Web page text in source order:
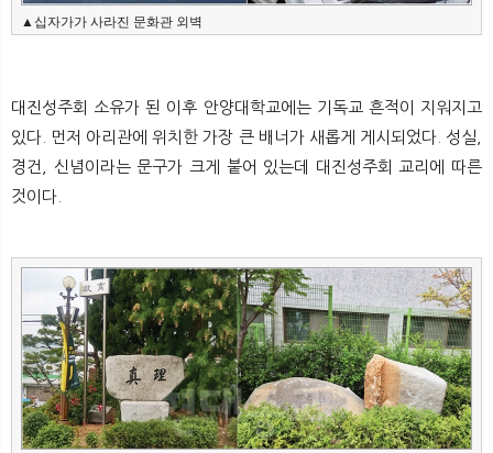
▲십자가가 사라진 문화관 외벽
대진성주회 소유가 된 이후 안양대학교에는 기독교 흔적이 지워지고
있다. 먼저 아리관에 위치한 가장 큰 배너가 새롭게 게시되었다. 성실,
경건, 신념이라는 문구가 크게 붙어 있는데 대진성주회 교리에 따른
것이다.